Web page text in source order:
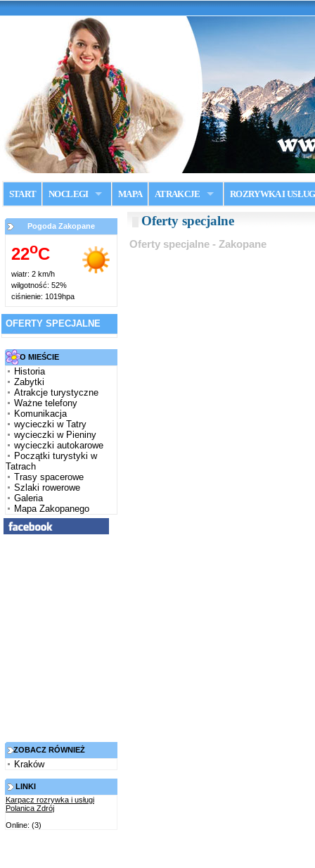
START NOCLEGI MAPA ATRAKCJE ROZRYWKA I
Pogoda Zakopane
22oC
wiatr: 2 km/h
wilgotność: 52%
ciśnienie: 1019hpa
OFERTY SPECJALNE
O MIEŚCIE
Historia
Zabytki
Atrakcje turystyczne
Ważne telefony
Komunikacja
wycieczki w Tatry
wycieczki w Pieniny
wycieczki autokarowe
Początki turystyki w
Tatrach
Trasy spacerowe
Szlaki rowerowe
Galeria
Mapa Zakopanego
ZOBACZ RÓWNIEŻ
Kraków
LINKI
Karpacz rozrywka i usługi
Polanica Zdrój
Online: (3)
Oferty specjalne
Oferty specjalne - Zakopane